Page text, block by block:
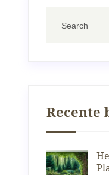
Recente